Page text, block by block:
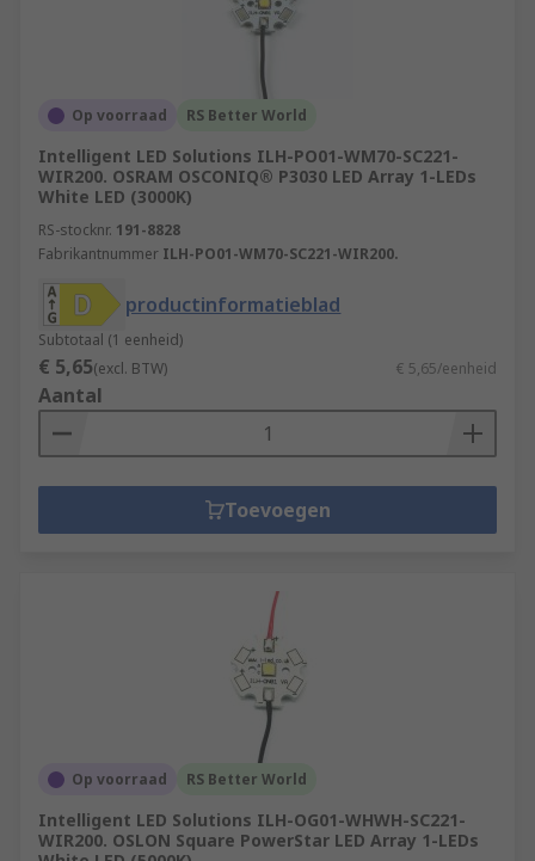
Op voorraad RS Better World
Intelligent LED Solutions ILH-PO01-WM70-SC221-
WIR200. OSRAM OSCONIQ® P3030 LED Array 1-LEDs
White LED (3000K)
RS-stocknr. 191-8828
Fabrikantnummer ILH-PO01-WM70-SC221-WIR200.
productinformatieblad
Subtotaal (1 eenheid)
€ 5,65(excl. BTW) € 5,65/eenheid
Aantal
Toevoegen
Op voorraad RS Better World
Intelligent LED Solutions ILH-OG01-WHWH-SC221-
WIR200. OSLON Square PowerStar LED Array 1-LEDs